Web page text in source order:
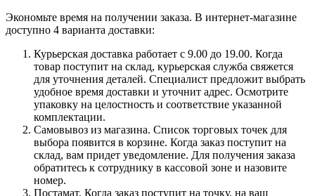
Экономьте время на получении заказа. В интернет-магазине
доступно 4 варианта доставки:
Курьерская доставка работает с 9.00 до 19.00. Когда
товар поступит на склад, курьерская служба свяжется
для уточнения деталей. Специалист предложит выбрать
удобное время доставки и уточнит адрес. Осмотрите
упаковку на целостность и соответствие указанной
комплектации.
Самовывоз из магазина. Список торговых точек для
выбора появится в корзине. Когда заказ поступит на
склад, вам придет уведомление. Для получения заказа
обратитесь к сотруднику в кассовой зоне и назовите
номер.
Постамат. Когда заказ поступит на точку, на ваш